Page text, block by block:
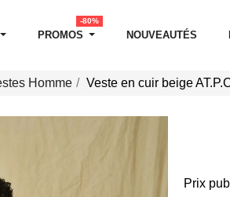
PROMOS
-80%
NOUVEAUTÉS
Homme Veste en cuir beige
Prix